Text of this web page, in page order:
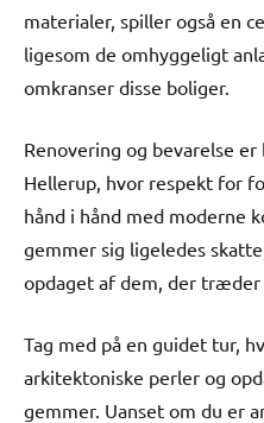
materialer, spiller også en
ligesom de omhyggeligt
omkranser disse boliger.
Renovering og bevarelse
Hellerup, hvor respekt for
hånd i hånd med moderne
gemmer sig ligeledes
opdaget af dem, der træder
Tag med på en guidet tur,
arkitektoniske perler og
gemmer. Uanset om du er